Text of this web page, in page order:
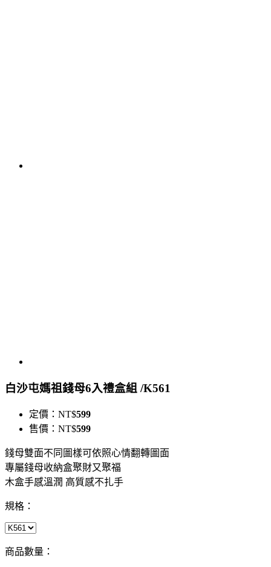
白沙屯媽祖錢母6入禮盒組 /K561
定價： NT$599
售價： NT$599
錢母雙面不同圖樣可依照心情翻轉圖面
專屬錢母收納盒聚財又聚福
木盒手感溫潤 高質感不扎手
規格：
商品數量：